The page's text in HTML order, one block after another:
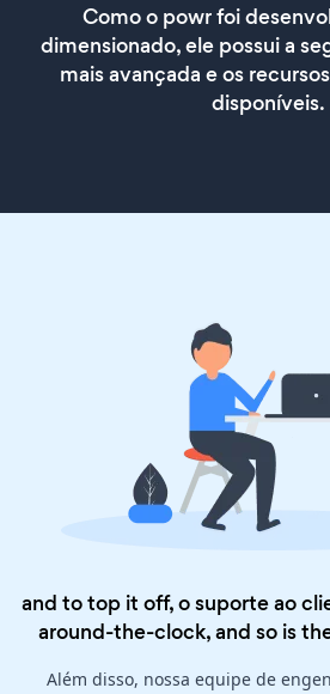
Como o powr foi
dimensionado, ele possui a
mais avançada e os
disponíveis.
and to top it off, o suporte ao
around-the-clock, and so is
Além disso, nossa equipe de